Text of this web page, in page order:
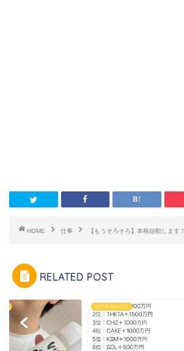
HOME 仕事 【もうそろそろ】本格始動します！
RELATED POST
ビジネスのコツ